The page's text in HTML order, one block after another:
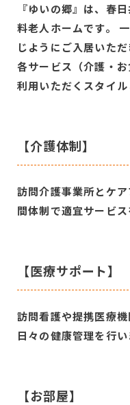
『ゆいの郷』は、春
料老人ホームです。
じようにご入居いた
各サービス（介護・
利用いただくスタイル
【介護体制】
訪問介護事業所とケ
間体制で適宜サービス
【医療サポート】
訪問看護や提携医療機
日々の健康管理を行い
【お部屋】